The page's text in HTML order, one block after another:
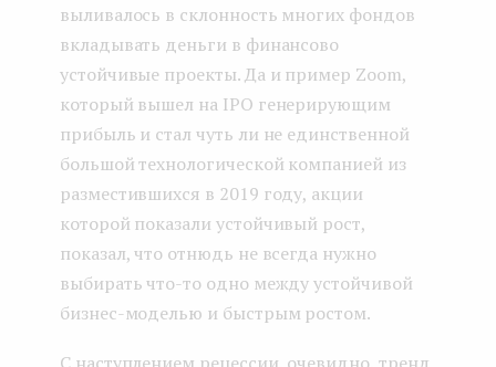
выливалось в склонность многих фондов
вкладывать деньги в финансово
устойчивые проекты. Да и пример Zoom,
который вышел на IPO генерирующим
прибыль и стал чуть ли не единственной
большой технологической компанией из
разместившихся в 2019 году, акции
которой показали устойчивый рост,
показал, что отнюдь не всегда нужно
выбирать что-то одно между устойчивой
бизнес-моделью и быстрым ростом.